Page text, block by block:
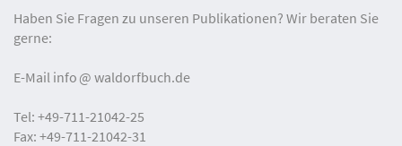
Haben Sie Fragen zu unseren Publikationen? Wir beraten Sie
gerne:
E-Mail info waldorfbuch.de
Tel: +49-711-21042-25
Fax: +49-711-21042-31